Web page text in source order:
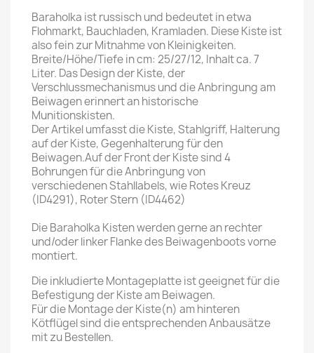
Baraholka ist russisch und bedeutet in etwa
Flohmarkt, Bauchladen, Kramladen. Diese Kiste ist
also fein zur Mitnahme von Kleinigkeiten.
Breite/Höhe/Tiefe in cm: 25/27/12, Inhalt ca. 7
Liter. Das Design der Kiste, der
Verschlussmechanismus und die Anbringung am
Beiwagen erinnert an historische
Munitionskisten.
Der Artikel umfasst die Kiste, Stahlgriff, Halterung
auf der Kiste, Gegenhalterung für den
Beiwagen.Auf der Front der Kiste sind 4
Bohrungen für die Anbringung von
verschiedenen Stahllabels, wie Rotes Kreuz
(ID4291), Roter Stern (ID4462)
Die Baraholka Kisten werden gerne an rechter
und/oder linker Flanke des Beiwagenboots vorne
montiert.
Die inkludierte Montageplatte ist geeignet für die
Befestigung der Kiste am Beiwagen.
Für die Montage der Kiste(n) am hinteren
Kötflügel sind die entsprechenden Anbausätze
mit zu Bestellen.